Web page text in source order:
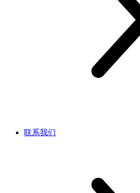
联系我们